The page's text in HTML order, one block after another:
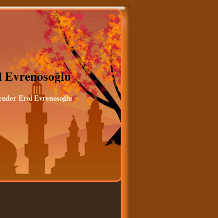
Erol Evrenosoğlu